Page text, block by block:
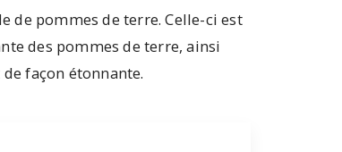
de pommes de terre. Celle-ci est
des pommes de terre, ainsi
façon étonnante.